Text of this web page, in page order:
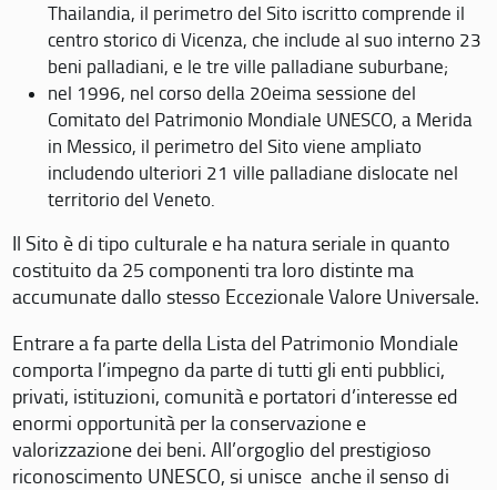
Thailandia, il perimetro del Sito iscritto comprende il
centro storico di Vicenza, che include al suo interno 23
beni palladiani, e le tre ville palladiane suburbane;
nel 1996, nel corso della 20eima sessione del
Comitato del Patrimonio Mondiale UNESCO, a Merida
in Messico, il perimetro del Sito viene ampliato
includendo ulteriori 21 ville palladiane dislocate nel
territorio del Veneto.
Il Sito è di tipo culturale e ha natura seriale in quanto
costituito da 25 componenti tra loro distinte ma
accumunate dallo stesso Eccezionale Valore Universale.
Entrare a fa parte della Lista del Patrimonio Mondiale
comporta l’impegno da parte di tutti gli enti pubblici,
privati, istituzioni, comunità e portatori d’interesse ed
enormi opportunità per la conservazione e
valorizzazione dei beni. All’orgoglio del prestigioso
riconoscimento UNESCO, si unisce anche il senso di